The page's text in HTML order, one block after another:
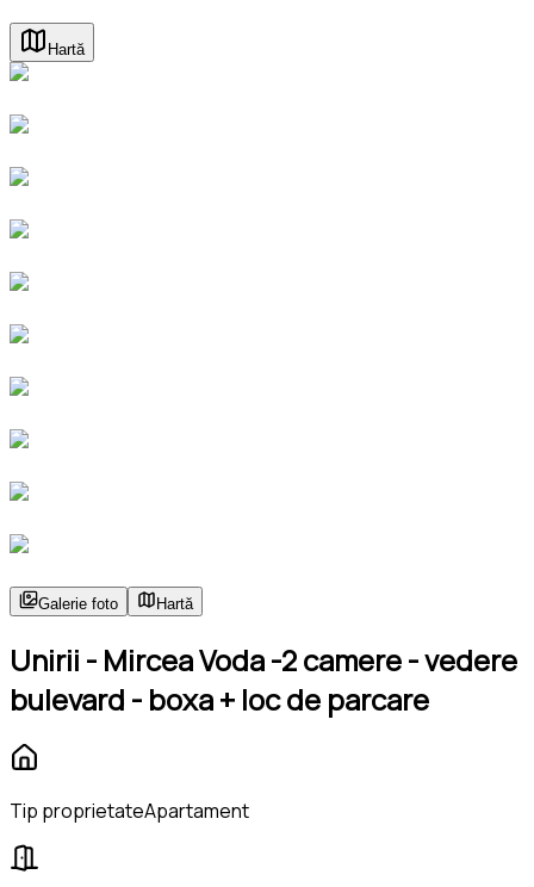
Hartă
Galerie foto Hartă
Unirii - Mircea Voda -2 camere - vedere
bulevard - boxa + loc de parcare
Tip proprietateApartament